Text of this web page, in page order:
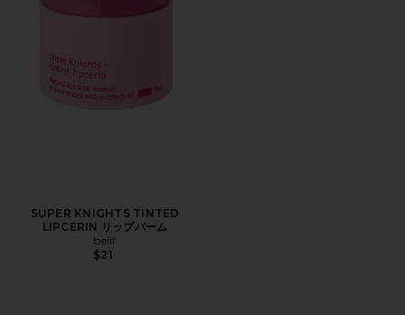
SUPER KNIGHTS TINTED
LIPCERIN リップバーム
belif
$21